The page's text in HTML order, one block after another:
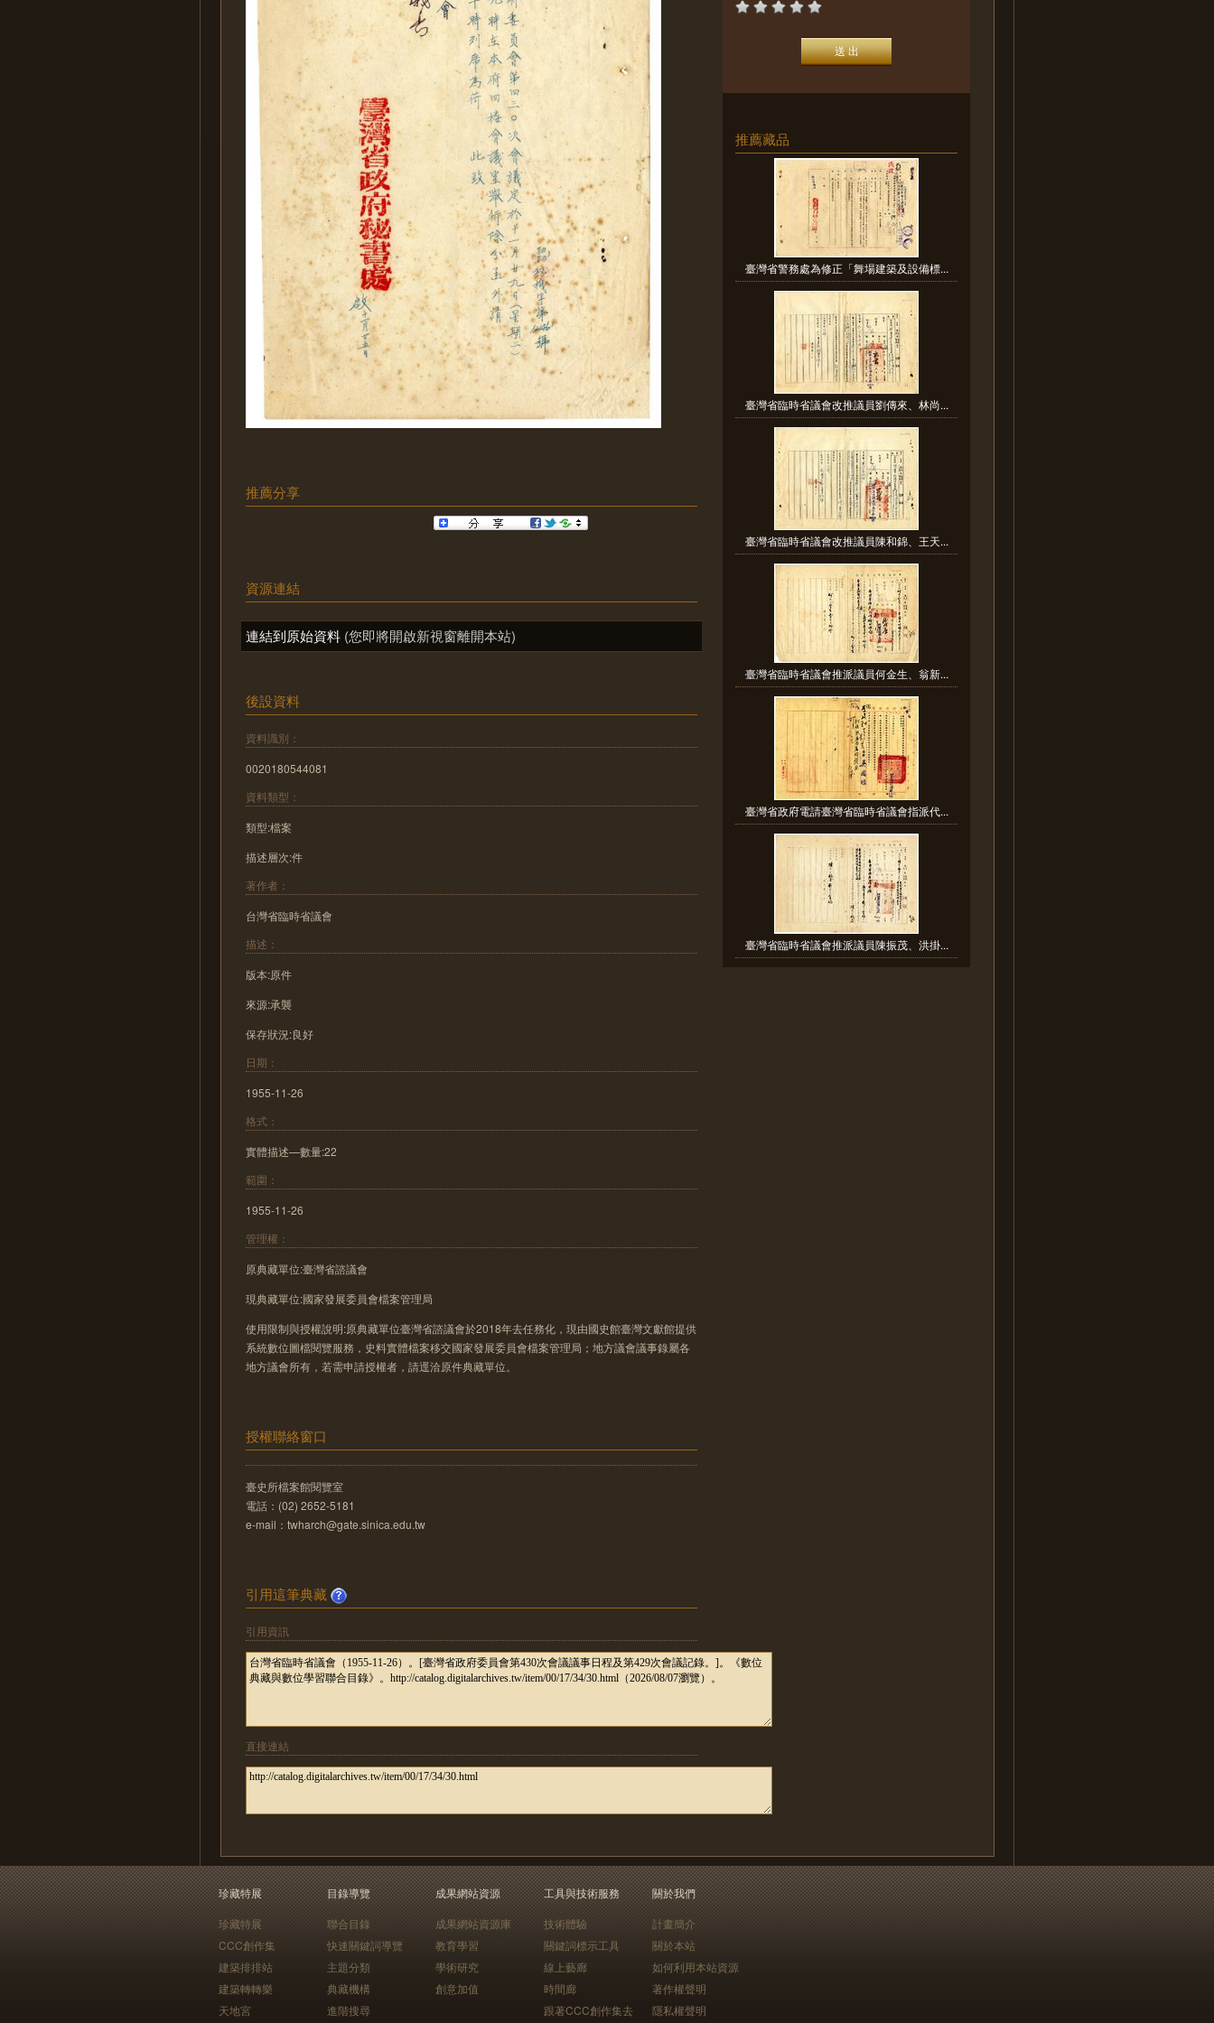
推薦分享
資源連結
連結到原始資料 (您即將開啟新視窗離開本站)
後設資料
資料識別：
0020180544081
資料類型：
類型:檔案
描述層次:件
著作者：
台灣省臨時省議會
描述：
版本:原件
來源:承襲
保存狀況:良好
日期：
1955-11-26
格式：
實體描述—數量:22
範圍：
1955-11-26
管理權：
原典藏單位:臺灣省諮議會
現典藏單位:國家發展委員會檔案管理局
使用限制與授權說明:原典藏單位臺灣省諮議會於2018年去任務化，現由國史館臺灣文獻館提供
系統數位圖檔閱覽服務，史料實體檔案移交國家發展委員會檔案管理局；地方議會議事錄屬各
地方議會所有，若需申請授權者，請逕洽原件典藏單位。
授權聯絡窗口
臺史所檔案館閱覽室
電話：(02) 2652-5181
e-mail：twharch@gate.sinica.edu.tw
引用這筆典藏
引用資訊
直接連結
推薦藏品
臺灣省警務處為修正「舞場建築及設備標...
臺灣省臨時省議會改推議員劉傳來、林尚...
臺灣省臨時省議會改推議員陳和錦、王天...
臺灣省臨時省議會推派議員何金生、翁新...
臺灣省政府電請臺灣省臨時省議會指派代...
臺灣省臨時省議會推派議員陳振茂、洪掛...
珍藏特展
珍藏特展
CCC創作集
建築排排站
建築轉轉樂
天地宮
目錄導覽
聯合目錄
快速關鍵詞導覽
主題分類
典藏機構
進階搜尋
成果網站資源
成果網站資源庫
教育學習
學術研究
創意加值
工具與技術服務
技術體驗
關鍵詞標示工具
線上藝廊
時間廊
跟著CCC創作集去
關於我們
計畫簡介
關於本站
如何利用本站資源
著作權聲明
隱私權聲明